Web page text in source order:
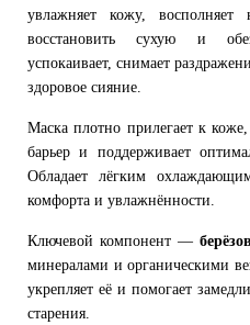
увлажняет кожу, восполняет
восстановить сухую и
успокаивает, снимает
здоровое сияние.
Маска плотно прилегает к
барьер и поддерживает
Обладает лёгким
комфорта и увлажнённости.
Ключевой компонент —
минералами и органическими
укрепляет её и помогает
старения.